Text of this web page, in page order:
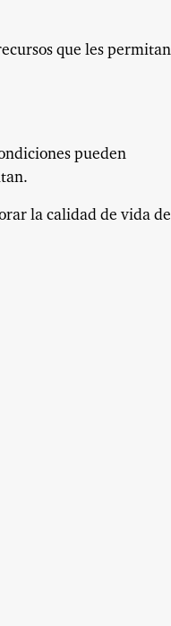
que les permitan
pueden
la calidad de vida de